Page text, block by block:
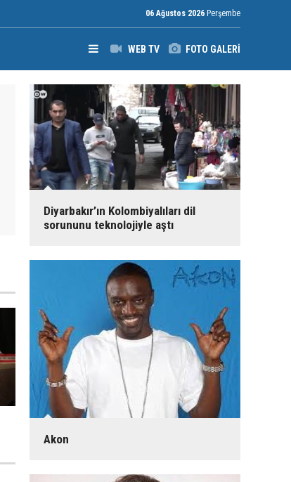
06 Ağustos 2026 Perşembe
WEB TV FOTO GALERİ
Diyarbakır’ın Kolombiyalıları dil
sorununu teknolojiyle aştı
Akon